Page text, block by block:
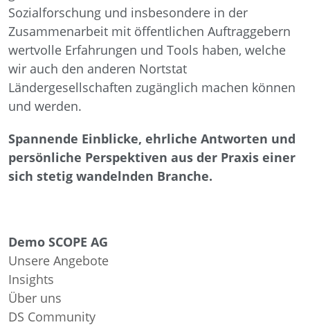
Sozialforschung und insbesondere in der
Zusammenarbeit mit öffentlichen Auftraggebern
wertvolle Erfahrungen und Tools haben, welche
wir auch den anderen Nortstat
Ländergesellschaften zugänglich machen können
und werden.
Spannende Einblicke, ehrliche Antworten und
persönliche Perspektiven aus der Praxis einer
sich stetig wandelnden Branche.
Demo SCOPE AG
Unsere Angebote
Insights
Über uns
DS Community